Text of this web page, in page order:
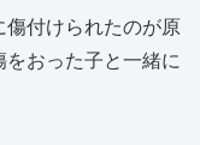
傷付けられたのが原
おった子と一緒に